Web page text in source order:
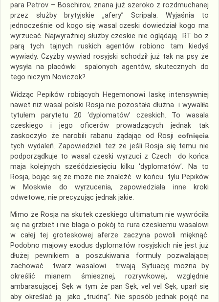
para Petrov – Boschirov, znana już szeroko z rozdmuchanej
przez służby brytyjskie „afery” Scripala. Wyjaśnia to
jednocześnie od kogo się wasal czeski dowiedział kogo ma
wyrzucać. Najwyraźniej służby czeskie nie oglądają RT bo z
parą tych tajnych ruskich agentów robiono tam kiedyś
wywiady. Czyżby wywiad rosyjski schodził już tak na psy że
wysyła na placówki spalonych agentów, skutecznych do
tego niczym Noviczok?
Widząc Pepików robiących Hegemonowi laskę intensywniej
nawet niż wasal polski Rosja nie pozostała dłużna i wywaliła
tytułem parytetu 20 ‘dyplomatów’ czeskich. To wasala
czeskiego i jego oficerów prowadzących jednak tak
zaskoczyło że narobili rabanu żądając od Rosji cofnięcia
tych wydaleń. Zapowiedzieli też że jeśli Rosja się temu nie
podporządkuje to wasal czeski wyrzuci z Czech do końca
maja kolejnych sześćdziesięciu kilku 'dyplomatów’. Na to
Rosja, bojąc się że może nie znaleźć w końcu tylu Pepików
w Moskwie do wyrzucenia, zapowiedziała inne kroki
odwetowe, nie precyzując jednak jakie.
Mimo że Rosja na skutek czeskiego ultimatum nie wywróciła
się na grzbiet i nie błaga o pokój to rura czeskiemu wasalowi
w całej tej groteskowej aferze zaczyna powoli mięknąć.
Podobno majowy exodus dyplomatów rosyjskich nie jest już
dłużej pewnikiem a poszukiwania formuły pozwalającej
zachować twarz wasalowi trwają. Sytuację można by
określić mianem śmiesznej, rozrywkowej, względnie
ambarasującej. Sęk w tym że pan Sęk, vel vel Sęk, uparł się
aby określać ją jako „trudną”. Nie sposób jednak pojąć na